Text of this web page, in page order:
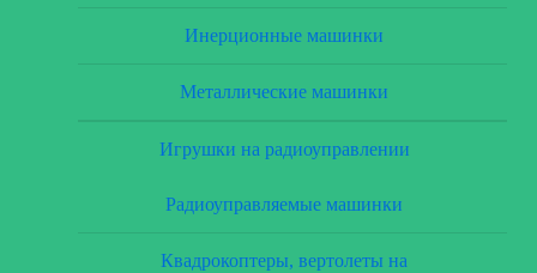
Инерционные машинки
Металлические машинки
Игрушки на радиоуправлении
Радиоуправляемые машинки
Квадрокоптеры, вертолеты на